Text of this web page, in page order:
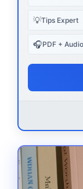
💡Tips Expert
🎧PDF + Audio